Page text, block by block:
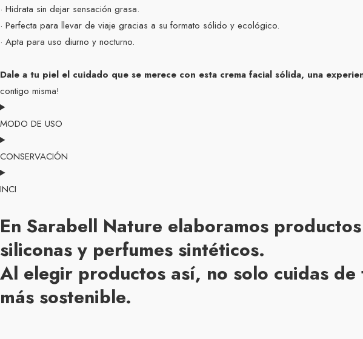
· Hidrata sin dejar sensación grasa.
· Perfecta para llevar de viaje gracias a su formato sólido y ecológico.
· Apta para uso diurno y nocturno.
Dale a tu piel el cuidado que se merece con esta crema facial sólida, una
contigo misma!
MODO DE USO
CONSERVACIÓN
INCI
En Sarabell Nature elaboramos
siliconas y perfumes sintéticos.
Al elegir productos así, no solo cuidas
más sostenible.